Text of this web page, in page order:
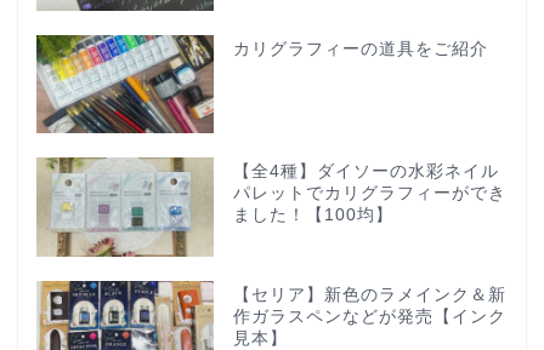
カリグラフィーの道具をご紹介
【全4種】ダイソーの水彩ネイル
パレットでカリグラフィーができ
ました！【100均】
【セリア】新色のラメインク＆新
作ガラスペンなどが発売【インク
見本】